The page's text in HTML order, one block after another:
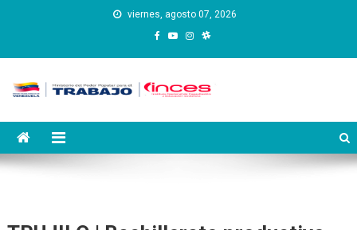
viernes, agosto 07, 2026
Instituto Nacional de
Capacitación y Educación